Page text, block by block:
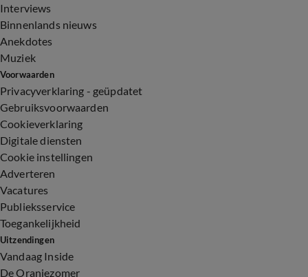
Interviews
Binnenlands nieuws
Anekdotes
Muziek
Voorwaarden
Privacyverklaring - geüpdatet
Gebruiksvoorwaarden
Cookieverklaring
Digitale diensten
Cookie instellingen
Adverteren
Vacatures
Publieksservice
Toegankelijkheid
Uitzendingen
Vandaag Inside
De Oranjezomer